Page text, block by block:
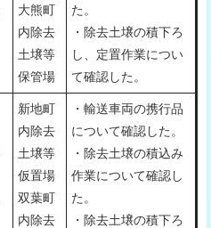
大熊町
内除去
土壌等
保管場
た。
・除去土壌の積下ろ
し、定置作業につい
て確認した。
新地町
内除去
土壌等
仮置場
双葉町
内除去
・輸送車両の携行品
について確認した。
・除去土壌の積込み
作業について確認し
た。
・除去土壌の積下ろ